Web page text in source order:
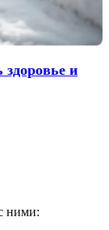
здоровье и
ними: